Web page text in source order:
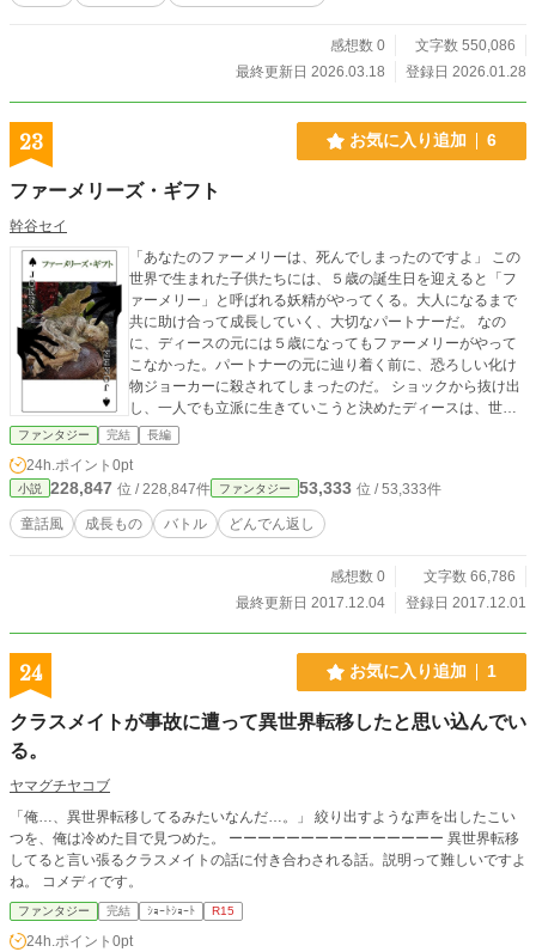
体とは？ 一族とは無関係を公言するコーキは、障害物（人）を排除しながら、
毒を吐きますが、あくまで偏見に基づく個人的な考察であり、間違った思い込み
である場合もございます。
感想数 0
文字数 550,086
最終更新日 2026.03.18
登録日 2026.01.28
23 お気に入り追加 6
ファーメリーズ・ギフト
幹谷セイ
「あなたのファーメリーは、死んでしまったのですよ」 この
世界で生まれた子供たちには、５歳の誕生日を迎えると「フ
ァーメリー」と呼ばれる妖精がやってくる。大人になるまで
共に助け合って成長していく、大切なパートナーだ。 なの
に、ディースの元には５歳になってもファーメリーがやって
こなかった。パートナーの元に辿り着く前に、恐ろしい化け
物ジョーカーに殺されてしまったのだ。 ショックから抜け出
し、一人でも立派に生きていこうと決めたディースは、世界
の治安を守る部隊「ギフト」に入団する決意を固める。 最初
の仕事は、行方不明になった隣村の娘探し。しかし、森で見
つけたその少女は、記憶を失っていて……。
ファンタジー 完結 長編
24h.ポイント 0pt
小説 228,847 位 / 228,847件 ファンタジー 53,333 位 / 53,333件
童話風 成長もの バトル どんでん返し
感想数 0
文字数 66,786
最終更新日 2017.12.04
登録日 2017.12.01
24 お気に入り追加 1
クラスメイトが事故に遭って異世界転移したと思い込んでい
る。
ヤマグチヤコブ
「俺…、異世界転移してるみたいなんだ…。」 絞り出すような声を出したこい
つを、俺は冷めた目で見つめた。 ーーーーーーーーーーーーーーー 異世界転移
してると言い張るクラスメイトの話に付き合わされる話。説明って難しいですよ
ね。 コメディです。
ファンタジー 完結 ｼｮｰﾄｼｮｰﾄ R15
24h.ポイント 0pt